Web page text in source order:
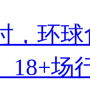
，环
18+场